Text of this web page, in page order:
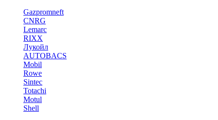
Gazpromneft
CNRG
Lemarc
RIXX
Лукойл
AUTOBACS
Mobil
Rowe
Sintec
Totachi
Motul
Shell